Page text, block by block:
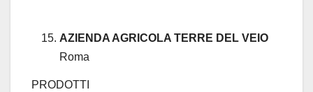
AZIENDA AGRICOLA TERRE DEL VEIO
Roma
PRODOTTI